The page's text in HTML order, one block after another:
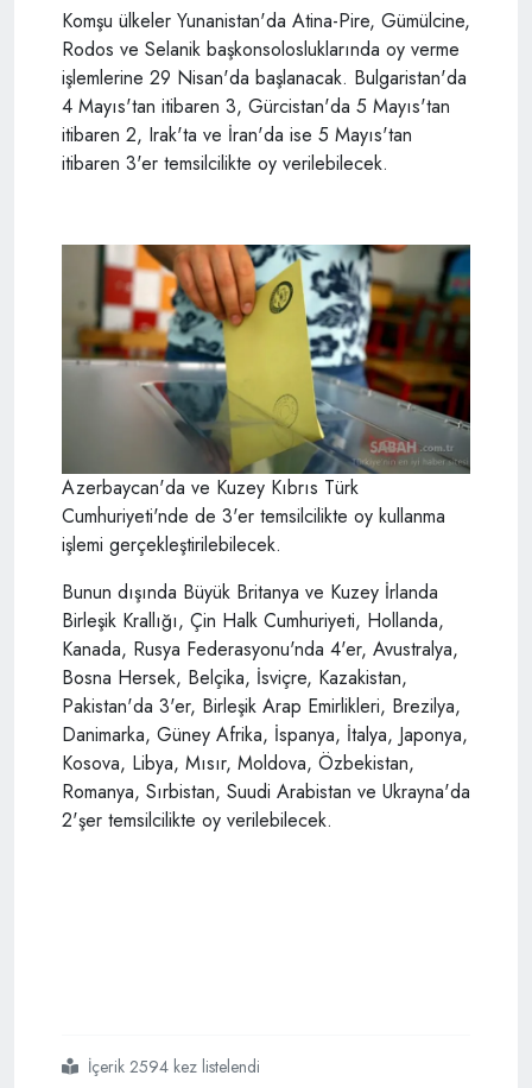
Komşu ülkeler Yunanistan'da Atina-Pire, Gümülcine,
Rodos ve Selanik başkonsolosluklarında oy verme
işlemlerine 29 Nisan'da başlanacak. Bulgaristan'da
4 Mayıs'tan itibaren 3, Gürcistan'da 5 Mayıs'tan
itibaren 2, Irak'ta ve İran'da ise 5 Mayıs'tan
itibaren 3'er temsilcilikte oy verilebilecek.
Azerbaycan'da ve Kuzey Kıbrıs Türk
Cumhuriyeti'nde de 3'er temsilcilikte oy kullanma
işlemi gerçekleştirilebilecek.
Bunun dışında Büyük Britanya ve Kuzey İrlanda
Birleşik Krallığı, Çin Halk Cumhuriyeti, Hollanda,
Kanada, Rusya Federasyonu'nda 4'er, Avustralya,
Bosna Hersek, Belçika, İsviçre, Kazakistan,
Pakistan'da 3'er, Birleşik Arap Emirlikleri, Brezilya,
Danimarka, Güney Afrika, İspanya, İtalya, Japonya,
Kosova, Libya, Mısır, Moldova, Özbekistan,
Romanya, Sırbistan, Suudi Arabistan ve Ukrayna'da
2'şer temsilcilikte oy verilebilecek.
#yurt
#dışı
#seçmen
#nasıl
#oy
#kullanacak
İçerik 2594 kez listelendi